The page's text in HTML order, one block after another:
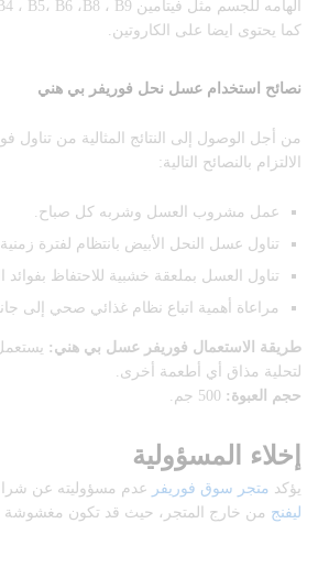
كما يحتوى ايضا على الكاروتين.
نصائح استخدام عسل نحل فوريفر بي هني
من أجل الوصول إلى النتائج المثالية من تناول
الالتزام بالنصائح التالية:
عمل مشروب العسل وشربه كل صباح.
تناول عسل النحل الأبيض بانتظام لفترة
تناول العسل بملعقة خشبية للاحتفاظ بفوائد
مراعاة أهمية اتباع نظام غذائي صحي إلى
طريقة الاستعمال فوريفر عسل بي هني:
لتحلية مذاق أي أطعمة أخرى.
حجم العبوة:
إخلاء المسؤولية
يؤكد متجر سوق فوريفر عدم مسؤوليته عن
ليفنج من خارج المتجر، حيث قد تكون مغشوشة